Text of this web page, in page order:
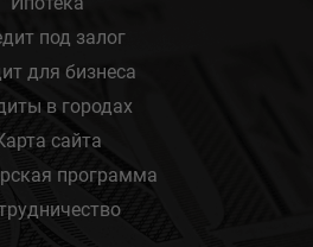
под залог
для бизнеса
в городах
сайта
программа